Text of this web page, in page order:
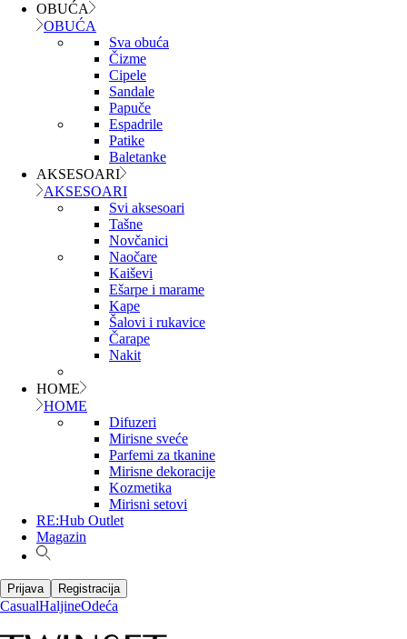
OBUĆA
OBUĆA
Sva obuća
Čizme
Cipele
Sandale
Papuče
Espadrile
Patike
Baletanke
AKSESOARI
AKSESOARI
Svi aksesoari
Tašne
Novčanici
Naočare
Kaiševi
Ešarpe i marame
Kape
Šalovi i rukavice
Čarape
Nakit
HOME
HOME
Difuzeri
Mirisne sveće
Parfemi za tkanine
Mirisne dekoracije
Kozmetika
Mirisni setovi
RE:Hub Outlet
Magazin
Prijava Registracija
CasualHaljineOdeća